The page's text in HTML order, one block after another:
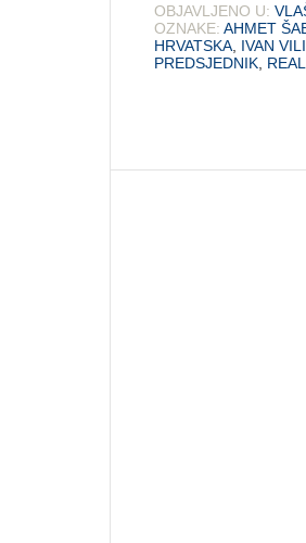
OBJAVLJENO U:
OZNAKE: AHMET
HRVATSKA IVAN
PREDSJEDNIK